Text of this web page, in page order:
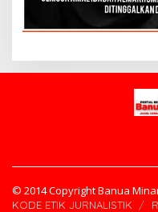
© 2014 Copyright Banua
KODE ETIK JURNALISTIK